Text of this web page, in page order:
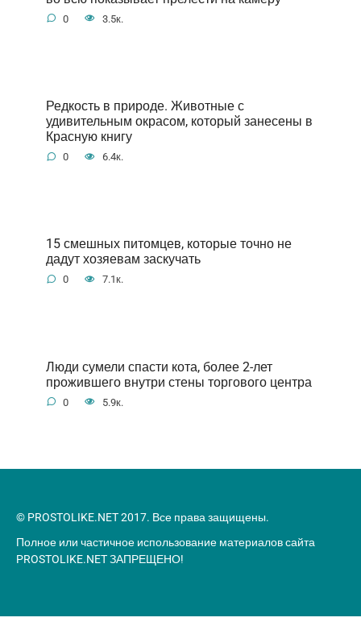
0 3.5к.
Редкость в природе. Животные с
удивительным окрасом, который занесены в
Красную книгу
0 6.4к.
15 смешных питомцев, которые точно не
дадут хозяевам заскучать
0 7.1к.
Люди сумели спасти кота, более 2-лет
прожившего внутри стены торгового центра
0 5.9к.
© PROSTOLIKE.NET 2017. Все права защищены.
Полное или частичное использование материалов сайта
PROSTOLIKE.NET ЗАПРЕЩЕНО!